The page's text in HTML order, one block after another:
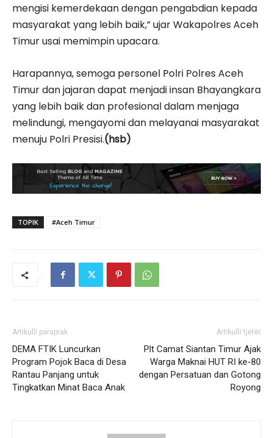
mengisi kemerdekaan dengan pengabdian kepada
masyarakat yang lebih baik,” ujar Wakapolres Aceh
Timur usai memimpin upacara.
Harapannya, semoga personel Polri Polres Aceh
Timur dan jajaran dapat menjadi insan Bhayangkara
yang lebih baik dan profesional dalam menjaga
melindungi, mengayomi dan melayanai masyarakat
menuju Polri Presisi.(hsb)
TOPIK #Aceh Timur
Artikulli paraprak
DEMA FTIK Luncurkan
Program Pojok Baca di Desa
Rantau Panjang untuk
Tingkatkan Minat Baca Anak
Artikulli tjetër
Plt Camat Siantan Timur Ajak
Warga Maknai HUT RI ke-80
dengan Persatuan dan Gotong
Royong